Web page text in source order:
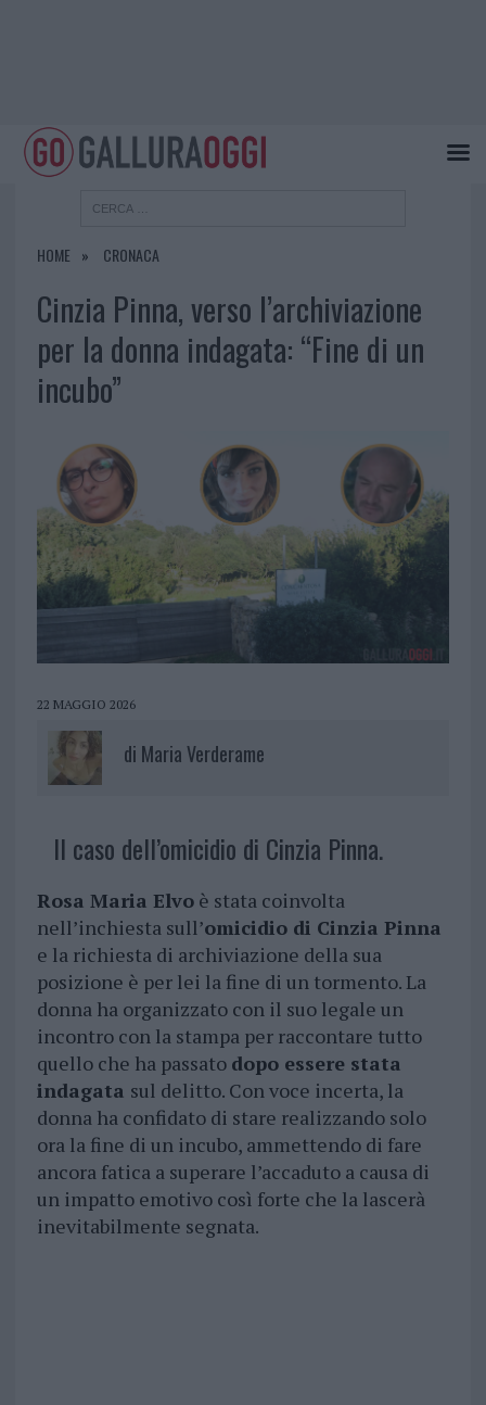
HOME CRONACA
Cinzia Pinna, verso l’archiviazione
per la donna indagata: “Fine di un
incubo”
22 MAGGIO 2026
di Maria Verderame
Il caso dell’omicidio di Cinzia Pinna.
Rosa Maria Elvoè stata coinvolta
nell’inchiesta sull’omicidio di Cinzia Pinna
e la richiesta di archiviazione della sua
posizione è per lei la fine di un tormento. La
donna ha organizzato con il suo legale un
incontro con la stampa per raccontare tutto
quello che ha passato dopo essere stata
indagata sul delitto. Con voce incerta, la
donna ha confidato di stare realizzando solo
ora la fine di un incubo, ammettendo di fare
ancora fatica a superare l’accaduto a causa di
un impatto emotivo così forte che la lascerà
inevitabilmente segnata.